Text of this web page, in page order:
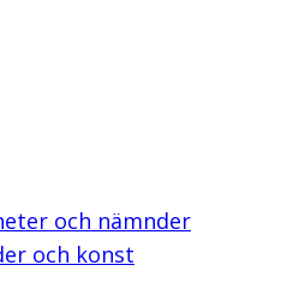
och nämnder
och konst